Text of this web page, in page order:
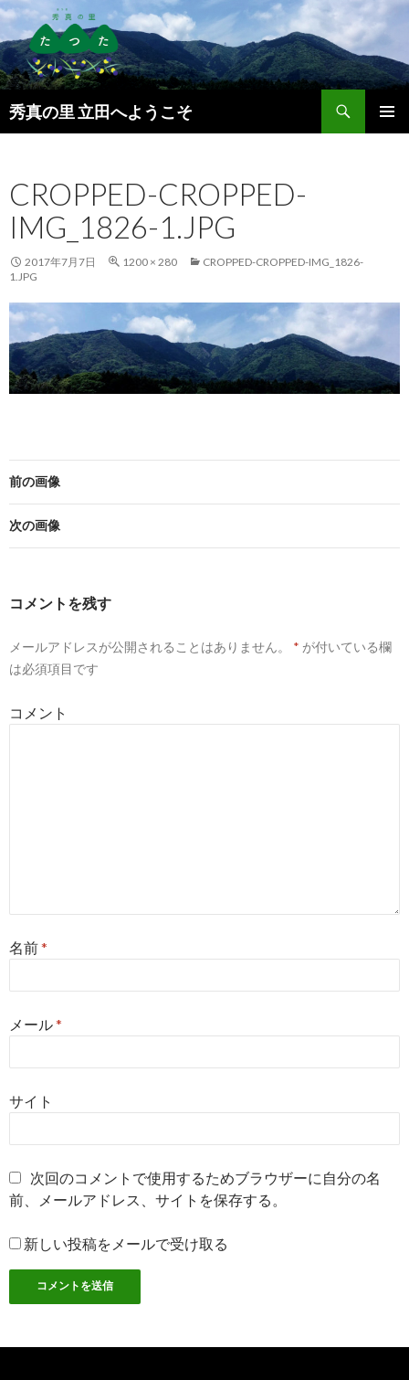
秀真の里 立田へようこそ
索
ン
ツ
ス
キ
ッ
プ
CROPPED-CROPPED-
IMG_1826-1.JPG
2017年7月7日 1200 × 280
CROPPED-CROPPED-IMG_1826-
1.JPG
前の画像
次の画像
コメントを残す
メールアドレスが公開されることはありません。 * が付いている欄
は必須項目です
コメント
名前*
メール*
サイト
次回のコメントで使用するためブラウザーに自分の名
前、メールアドレス、サイトを保存する。
新しい投稿をメールで受け取る